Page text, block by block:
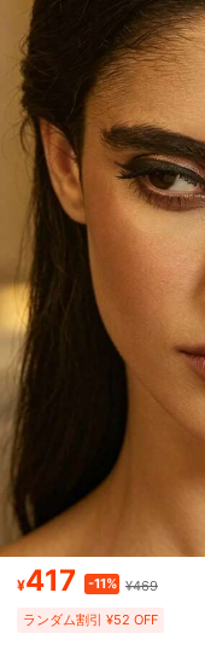
¥417 -11% ¥469
ランダム割引 ¥52 OFF